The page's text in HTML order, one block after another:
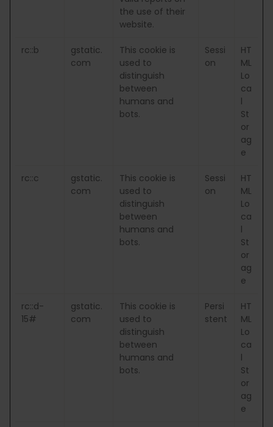
the use of their
website.
rc::b
gstatic.
com
This cookie is
used to
distinguish
between
humans and
bots.
Sessi
on
HT
ML
Lo
ca
l
St
or
ag
e
rc::c
gstatic.
com
This cookie is
used to
distinguish
between
humans and
bots.
Sessi
on
HT
ML
Lo
ca
l
St
or
ag
e
rc::d-
15#
gstatic.
com
This cookie is
used to
distinguish
between
humans and
bots.
Persi
stent
HT
ML
Lo
ca
l
St
or
ag
e